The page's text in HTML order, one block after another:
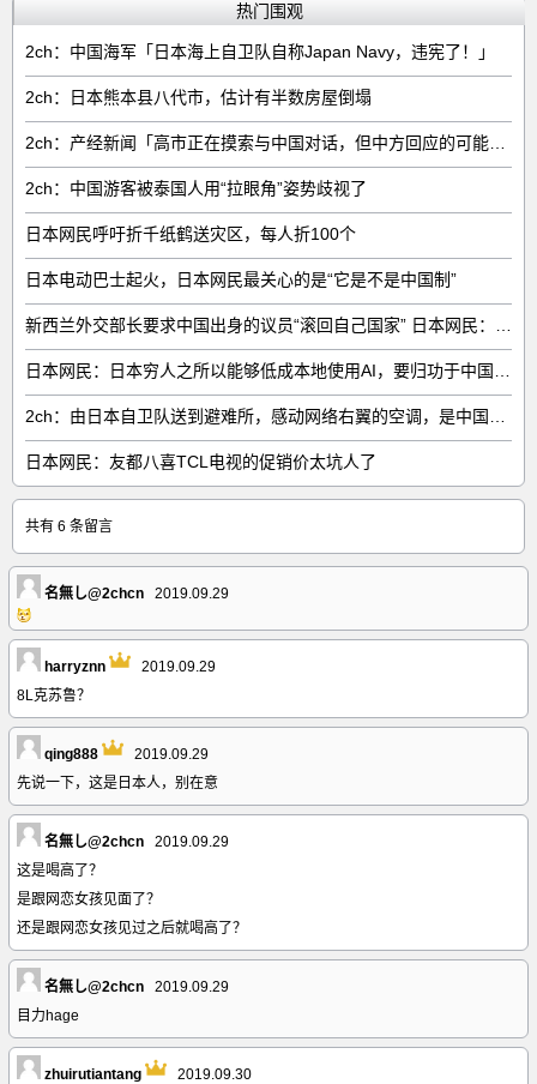
热门围观
2ch：中国海军「日本海上自卫队自称Japan Navy，违宪了！」
2ch：日本熊本县八代市，估计有半数房屋倒塌
2ch：中国游客被泰国人用“拉眼角”姿势歧视了
日本网民呼吁折千纸鹤送灾区，每人折100个
日本电动巴士起火，日本网民最关心的是“它是不是中国制”
日本网民：友都八喜TCL电视的促销价太坑人了
共有 6 条留言
名無し@2chcn 2019.09.29
harryznn
2019.09.29
8L克苏鲁？
qing888
2019.09.29
先说一下，这是日本人，别在意
名無し@2chcn
2019.09.29
这是喝高了？
是跟网恋女孩见面了？
还是跟网恋女孩见过之后就喝高了？
名無し@2chcn
2019.09.29
目力hage
zhuirutiantang
2019.09.30